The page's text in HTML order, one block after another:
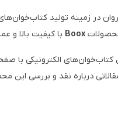
در زمینه تولید
Boox با کیفیت بالا و
کتاب‌خوان‌های الکترونیکی با
درباره نقد و بررسی این